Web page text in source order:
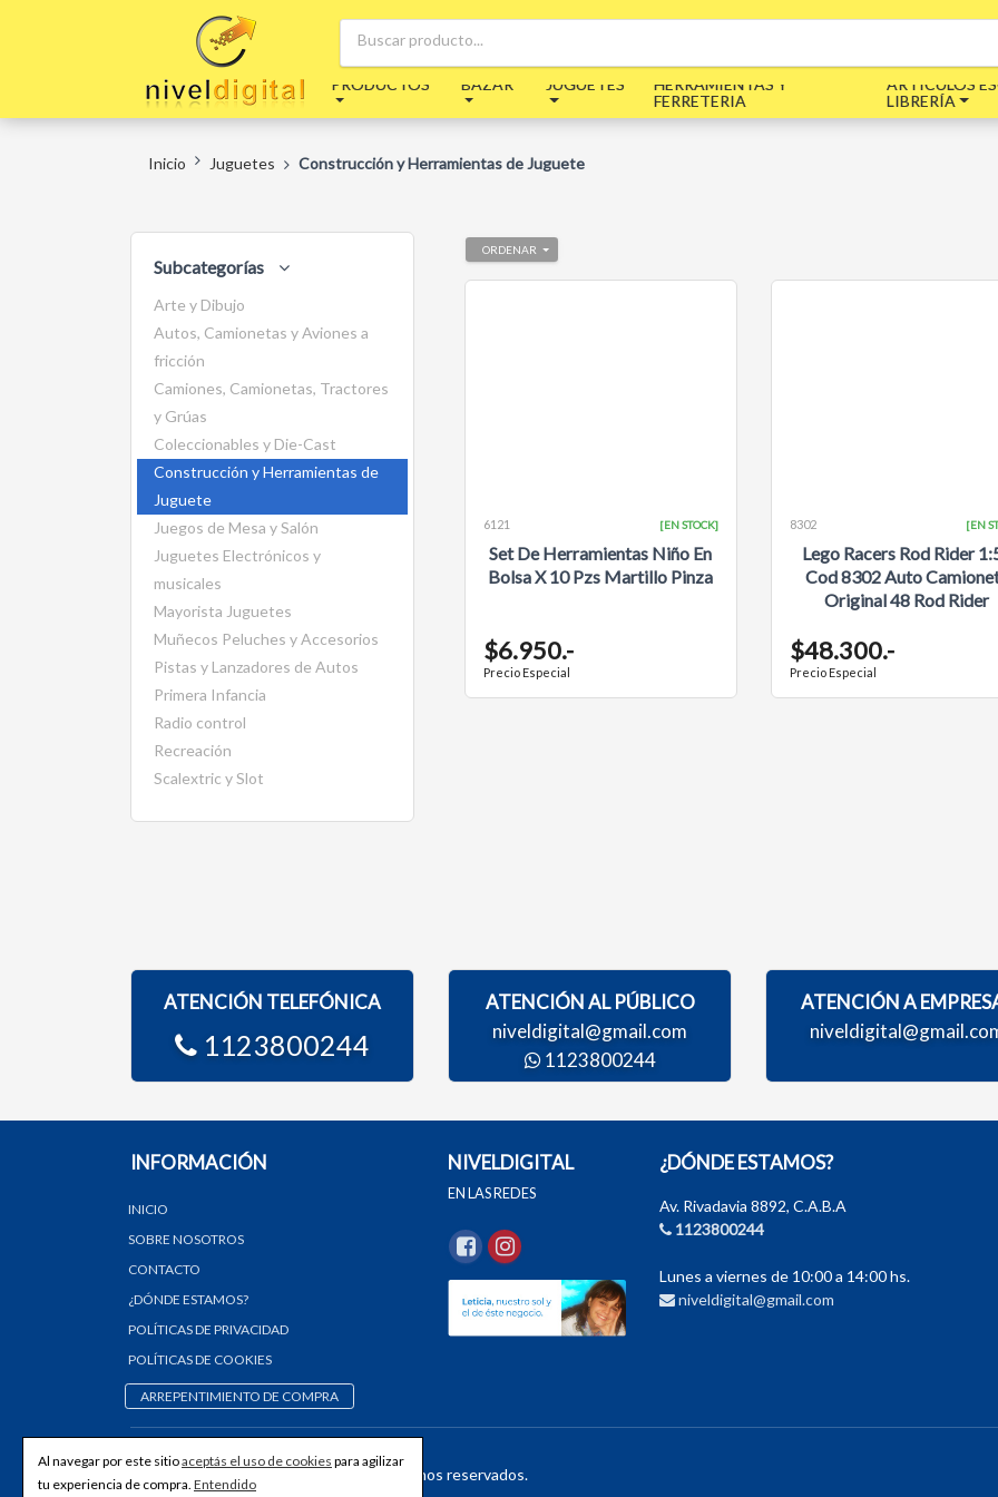
Al navegar por este sitioaceptás el uso de cookies para agilizar
tu experiencia de compra. Entendido
PRODUCTOS BAZAR JUGUETES
HERRAMIENTAS Y
FERRETERIA
ARTÍCULOS
LIBRERÍA
Inicio Juguetes Construcción y Herramientas de Juguete
Subcategorías
Arte y Dibujo
Autos, Camionetas y Aviones a
fricción
Camiones, Camionetas, Tractores
y Grúas
Coleccionables y Die-Cast
Construcción y Herramientas de
Juguete
Juegos de Mesa y Salón
Juguetes Electrónicos y
musicales
Mayorista Juguetes
Muñecos Peluches y Accesorios
Pistas y Lanzadores de Autos
Primera Infancia
Radio control
Recreación
Scalextric y Slot
ORDENAR
6121 [EN STOCK]
Set De Herramientas Niño En
Bolsa X 10 Pzs Martillo Pinza
$6.950.-
Precio Especial
8302 [EN
Lego Racers Rod Rider
Cod 8302 Auto
Original 48 Rod Rider
$48.300.-
Precio Especial
ATENCIÓN TELEFÓNICA
1123800244
ATENCIÓN AL PÚBLICO
niveldigital@gmail.com
1123800244
ATENCIÓN A
INFORMACIÓN
INICIO
SOBRE NOSOTROS
CONTACTO
¿DÓNDE ESTAMOS?
POLÍTICAS DE PRIVACIDAD
POLÍTICAS DE COOKIES
ARREPENTIMIENTO DE COMPRA
NIVELDIGITAL
EN LAS REDES
¿DÓNDE ESTAMOS?
Av. Rivadavia 8892, C.A.B.A
1123800244
Lunes a viernes de 10:00 a 14:00 hs.
niveldigital@gmail.com
© 2026 NIVELDIGITAL - Todos los derechos reservados.